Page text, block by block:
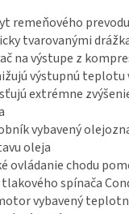
remeňového
tvarovanými
na výstupe z
výstupnú teplotu
extrémne
vybavený
oleja
ovládanie chodu
spínača
vybavený